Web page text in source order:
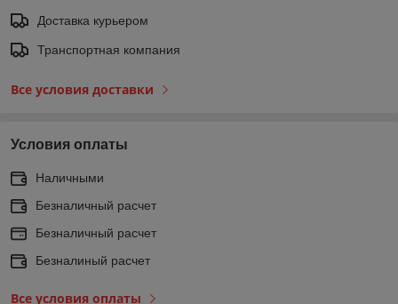
Доставка курьером
Транспортная компания
Все условия доставки
Условия оплаты
Наличными
Безналичный расчет
Безналичный расчет
Безналиный расчет
Все условия оплаты